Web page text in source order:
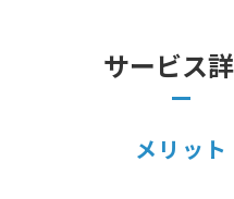
サービス
メリット